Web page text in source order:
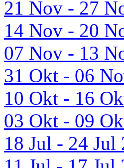
21 Nov - 27
14 Nov - 20
07 Nov - 13
31 Okt - 06
10 Okt - 16
03 Okt - 09
18 Jul - 24 Jul